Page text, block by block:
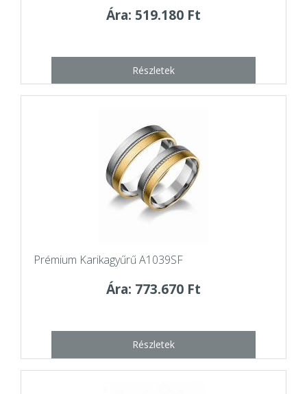
Ára: 519.180 Ft
Részletek
Prémium Karikagyűrű A1039SF
Ára: 773.670 Ft
Részletek